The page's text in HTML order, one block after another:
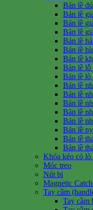
Bản lề
Bản lề
Bản lề
Bản lề
Bản lề
Bản lề
Bản lề
Bản lề lỗ
Bản lề
Bản lề
Bản lề
Bản lề
Bản lề
Bản lề
Bản lề
Bản lề
Bản lề
Khóa kéo có lò
Móc treo
Nút bi
Magnetic
Tay cầm
Tay cầm